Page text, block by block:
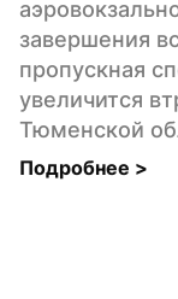
завершения
пропускная
увеличится
Тюменской
Подробнее >